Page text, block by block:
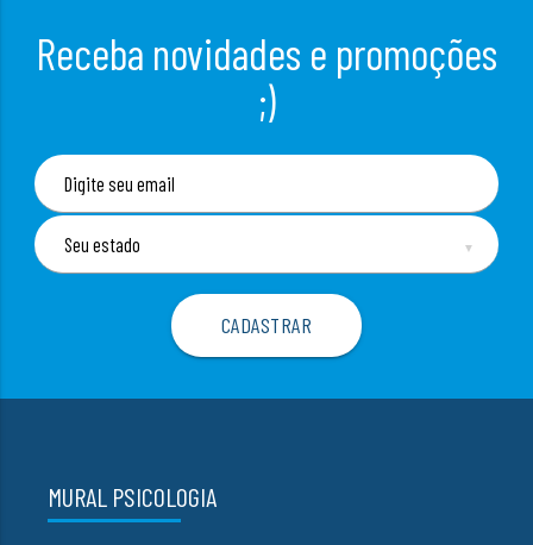
Receba novidades e promoções
;)
▼
MURAL PSICOLOGIA